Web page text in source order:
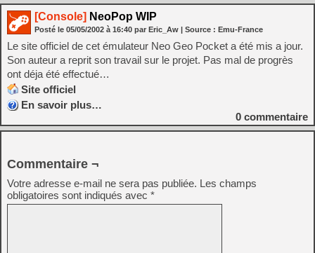
[Console] NeoPop WIP
Posté le 05/05/2002 à 16:40 par Eric_Aw | Source : Emu-France
Le site officiel de cet émulateur Neo Geo Pocket a été mis a jour.
Son auteur a reprit son travail sur le projet. Pas mal de progrès
ont déja été effectué…
Site officiel
En savoir plus…
0 commentaire
Commentaire ¬
Votre adresse e-mail ne sera pas publiée. Les champs
obligatoires sont indiqués avec *